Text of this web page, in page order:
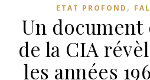
ETAT PROFOND ,
Un document
de la CIA
les années